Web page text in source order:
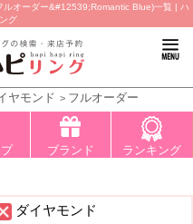
オーダー&#12539;Romantic Blue)一覧 | ハ
グ
ヤモンド フルオーダー
ブランド ランキング
ダイヤモンド